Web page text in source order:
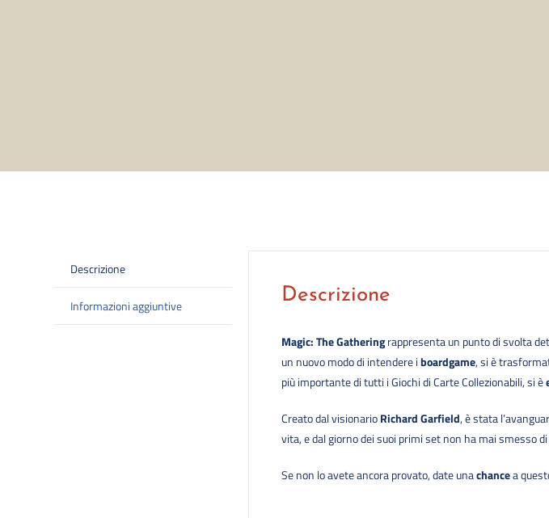
Descrizione
Informazioni aggiuntive Descrizione
Magic: TheGatheringrappresenta un punto di svolta
un nuovo modo di intendere iboardgame, si è
più importante di tutti i Giochi di Carte Collezionabili, si è
Creato dal visionarioRichard Garfield, è stata
vita, e dal giorno dei suoi primi set non ha mai smesso
Se non lo avete ancora provato, date unachancea